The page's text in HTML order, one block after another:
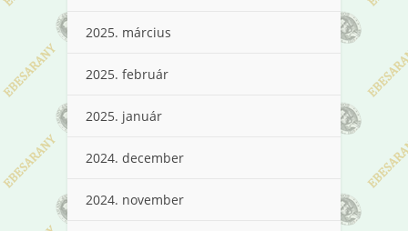
2025. március
2025. február
2025. január
2024. december
2024. november